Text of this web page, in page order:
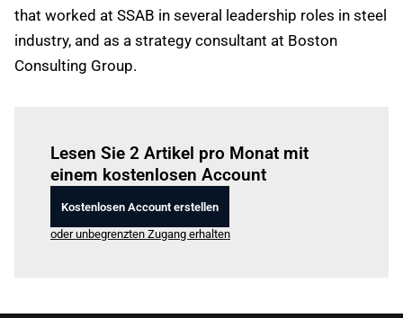
that worked at SSAB in several leadership roles in steel
industry, and as a strategy consultant at Boston
Consulting Group.
Lesen Sie 2 Artikel pro Monat mit
einem kostenlosen Account
Kostenlosen Account erstellen
oder unbegrenzten Zugang erhalten